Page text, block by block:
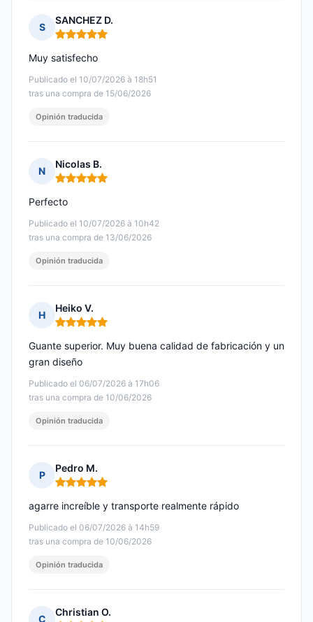
S
SANCHEZ D.
Nota: 5 de 5
Publicado el 10/07/2026 à 18h51
tras una compra de 15/06/2026
Muy satisfecho
Opinión traducida
N
Nicolas B.
Nota: 5 de 5
Publicado el 10/07/2026 à 10h42
tras una compra de 13/06/2026
Perfecto
Opinión traducida
H
Heiko V.
Nota: 5 de 5
Publicado el 06/07/2026 à 17h06
tras una compra de 10/06/2026
Guante superior. Muy buena calidad de fabricación y un
gran diseño
Opinión traducida
P
Pedro M.
Nota: 5 de 5
Publicado el 06/07/2026 à 14h59
tras una compra de 10/06/2026
agarre increíble y transporte realmente rápido
Opinión traducida
C
Christian O.